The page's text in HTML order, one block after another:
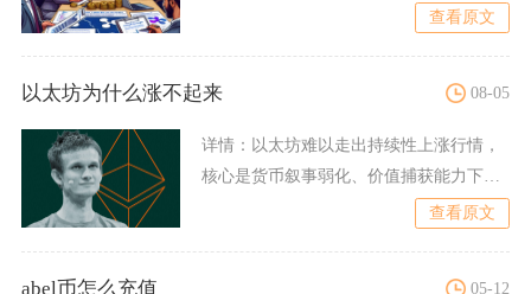
动、充当币圈资金中转媒介、
查看原文
以太坊为什么涨不起来 08-05
详情： 以太坊难以走出持续性上涨行情，
核心是货币叙事弱化、价值捕获能力下
滑、机构资金偏好分流、公链
查看原文
abel币怎么充值 05-12